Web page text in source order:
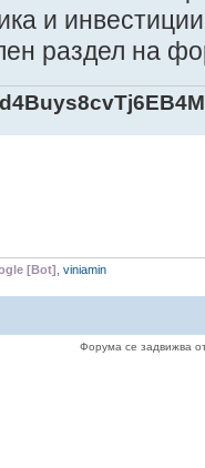
и
раздел на
[Bot] viniamin
Форума се задвижва